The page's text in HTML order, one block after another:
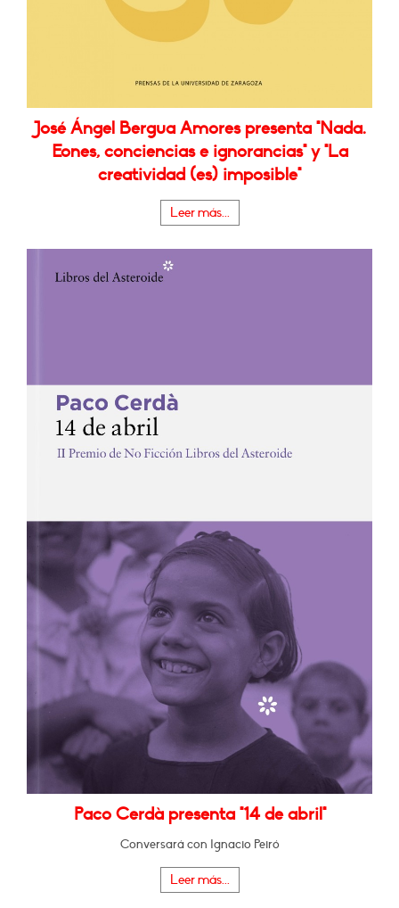
José Ángel Bergua Amores presenta "Nada.
Eones, conciencias e ignorancias" y "La
creatividad (es) imposible"
Leer más...
Paco Cerdà presenta "14 de abril"
Conversará con Ignacio Peiró
Leer más...